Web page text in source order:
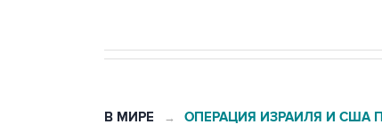
В МИРЕ → ОПЕРАЦИЯ ИЗРАИЛЯ И США